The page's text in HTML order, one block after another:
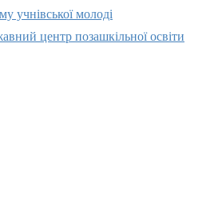
учнівської молоді
центр позашкільної освіти